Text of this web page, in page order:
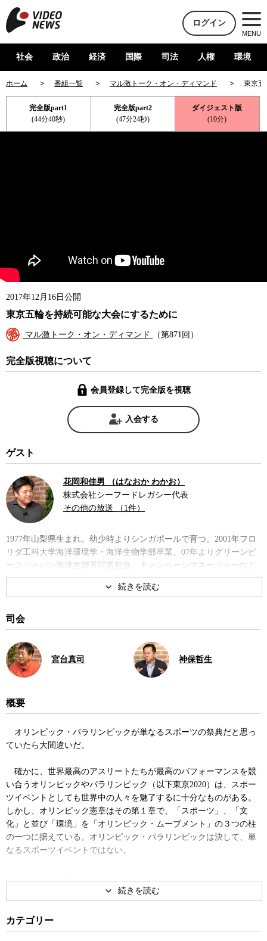
ログイン
MENU
社会 政治 経済 国際 司法 人権 環境
ホーム 番組一覧 マル激トーク・オン・ディマンド 東京五
完全版part1
(44分40秒)
完全版part2
(47分24秒)
ダイジェスト版
(10分)
2017年12月16日公開
東京五輪を持続可能な大会にするために
マル激トーク・オン・ディマンド （第871回）
完全版視聴について
会員登録して完全版を視聴
入会する
ゲスト
花岡和佳男 （はなおか わかお）
株式会社シーフードレガシー代表
その他の放送 （1件）
1977年山梨県生まれ。幼少時よりシンガポールで育つ。2001年フロ
リダ工科大学海洋環境学・海洋生物学部卒業。07年よりグリーンピ
ースジャパン海洋生態系問題担当、キャンペーンマネージャーなど
を経て、15年株式会社シーフードレガシーを設立し代表取締役に就
司会
宮台真司 神保哲生
概要
オリンピック・パラリンピックが単なるスポーツの祭典だと思っ
ていたら大間違いだ。
確かに、世界最高のアスリートたちが最高のパフォーマンスを競
い合うオリンピックやパラリンピック（以下東京2020）は、スポー
ツイベントとしても世界中の人々を魅了するに十分なものがある。
しかし、オリンピック憲章はその第１章で、「スポーツ」、「文
化」と並び「環境」を「オリンピック・ムーブメント」の３つの柱
の一つに据えている。オリンピック・パラリンピックは決して、単
なるスポーツイベントではない。
ンドン大会以来守られてきた環境基準、とりわけ持続可能な資源調
達の基準を守り、より高い水準に高めていくことが不可欠となる。
ところが日本では、毎日のように五輪ネタがメディアを賑わせて
カテゴリー